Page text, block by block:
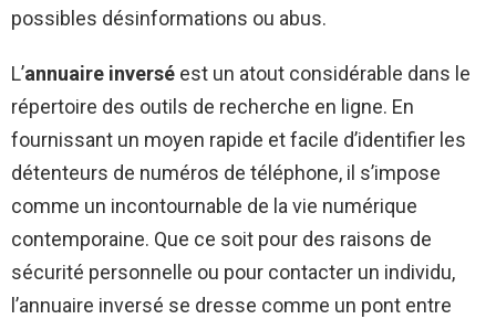
possibles désinformations ou abus.
L’annuaire inversé est un atout considérable dans le
répertoire des outils de recherche en ligne. En
fournissant un moyen rapide et facile d’identifier les
détenteurs de numéros de téléphone, il s’impose
comme un incontournable de la vie numérique
contemporaine. Que ce soit pour des raisons de
sécurité personnelle ou pour contacter un individu,
l’annuaire inversé se dresse comme un pont entre